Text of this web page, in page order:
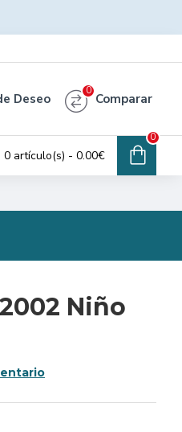
Deseo Comparar
0
0 artículo(s) - 0.00€
0
Niño